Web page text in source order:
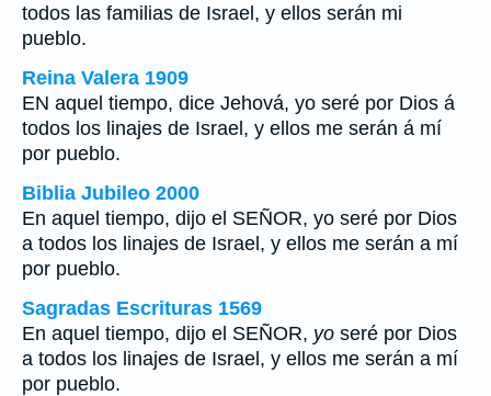
todos las familias de Israel, y ellos serán mi
pueblo.
Reina Valera 1909
EN aquel tiempo, dice Jehová, yo seré por Dios á
todos los linajes de Israel, y ellos me serán á mí
por pueblo.
Biblia Jubileo 2000
En aquel tiempo, dijo el SEÑOR, yo seré por Dios
a todos los linajes de Israel, y ellos me serán a mí
por pueblo.
Sagradas Escrituras 1569
En aquel tiempo, dijo el SEÑOR, yo seré por Dios
a todos los linajes de Israel, y ellos me serán a mí
por pueblo.